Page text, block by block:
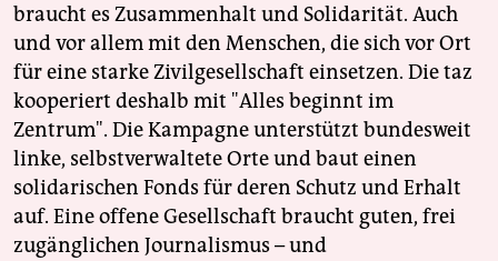
braucht es Zusammenhalt und Solidarität. Auch
und vor allem mit den Menschen, die sich vor Ort
für eine starke Zivilgesellschaft einsetzen. Die taz
kooperiert deshalb mit "Alles beginnt im
Zentrum". Die Kampagne unterstützt bundesweit
linke, selbstverwaltete Orte und baut einen
solidarischen Fonds für deren Schutz und Erhalt
auf. Eine offene Gesellschaft braucht guten, frei
zugänglichen Journalismus – und